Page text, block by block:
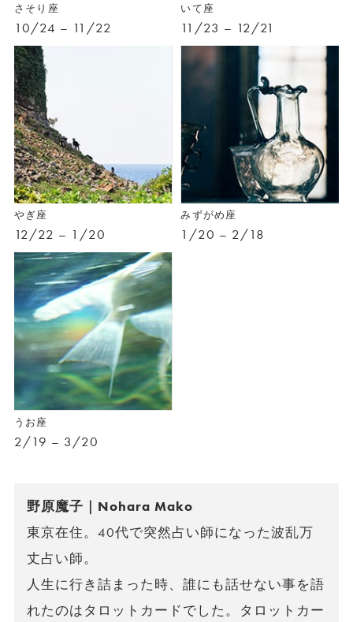
さそり座
10/24 – 11/22
いて座
11/23 – 12/21
やぎ座
12/22 – 1/20
みずがめ座
1/20 – 2/18
うお座
2/19 – 3/20
野原魔子｜Nohara Mako
東京在住。40代で突然占い師になった波乱万
丈占い師。
人生に行き詰まった時、誰にも話せない事を語
れたのはタロットカードでした。タロットカー